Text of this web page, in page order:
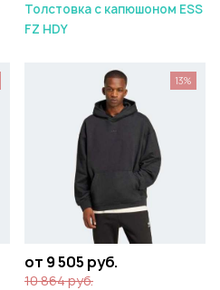
Толстовка с капюшоном ESS
FZ HDY
от 9 505 руб.
10 864 руб.
13%